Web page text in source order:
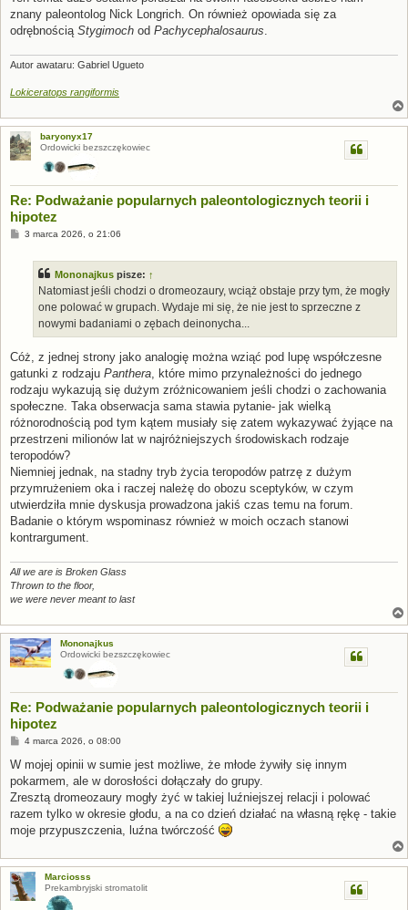
znany paleontolog Nick Longrich. On również opowiada się za
odrębnością Stygimoch od Pachycephalosaurus
Autor awataru: Gabriel Ugueto
Lokiceratops rangiformis
baryonyx17
Ordowicki bezszczękowiec
Re: Podważanie popularnych paleontologicznych teorii i
hipotez
P3 marca 2026, o 21:06
Mononajkus pisze: ↑
Natomiast jeśli chodzi o dromeozaury, wciąż obstaje przy tym, że mogły
one polować w grupach. Wydaje mi się, że nie jest to sprzeczne z
nowymi badaniami o zębach deinonycha...
Cóż, z jednej strony jako analogię można wziąć pod lupę współczesne
gatunki z rodzaju Panthera , które mimo przynależności do jednego
rodzaju wykazują się dużym zróżnicowaniem jeśli chodzi o zachowania
społeczne. Taka obserwacja sama stawia pytanie- jak wielką
różnorodnością pod tym kątem musiały się zatem wykazywać żyjące na
przestrzeni milionów lat w najróżniejszych środowiskach rodzaje
teropodów?
Niemniej jednak, na stadny tryb życia teropodów patrzę z dużym
przymrużeniem oka i raczej należę do obozu sceptyków, w czym
utwierdziła mnie dyskusja prowadzona jakiś czas temu na forum.
Badanie o którym wspominasz również w moich oczach stanowi
kontrargument.
All we are is Broken Glass
Thrown to the floor,
we were never meant to last
Mononajkus
Ordowicki bezszczękowiec
Re: Podważanie popularnych paleontologicznych teorii i
hipotez
P
s
4 marca 2026, o 08:00
W mojej opinii w sumie jest możliwe, że młode żywiły się innym
pokarmem, ale w dorosłości dołączały do grupy.
Zresztą dromeozaury mogły żyć w takiej luźniejszej relacji i polować
razem tylko w okresie głodu, a na co dzień działać na własną rękę - takie
moje przypuszczenia, luźna twórczość
Marciosss
Prekambryjski stromatolit